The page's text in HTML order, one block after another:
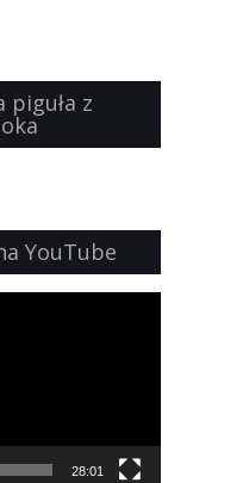
piguła z
YouTube
28:01